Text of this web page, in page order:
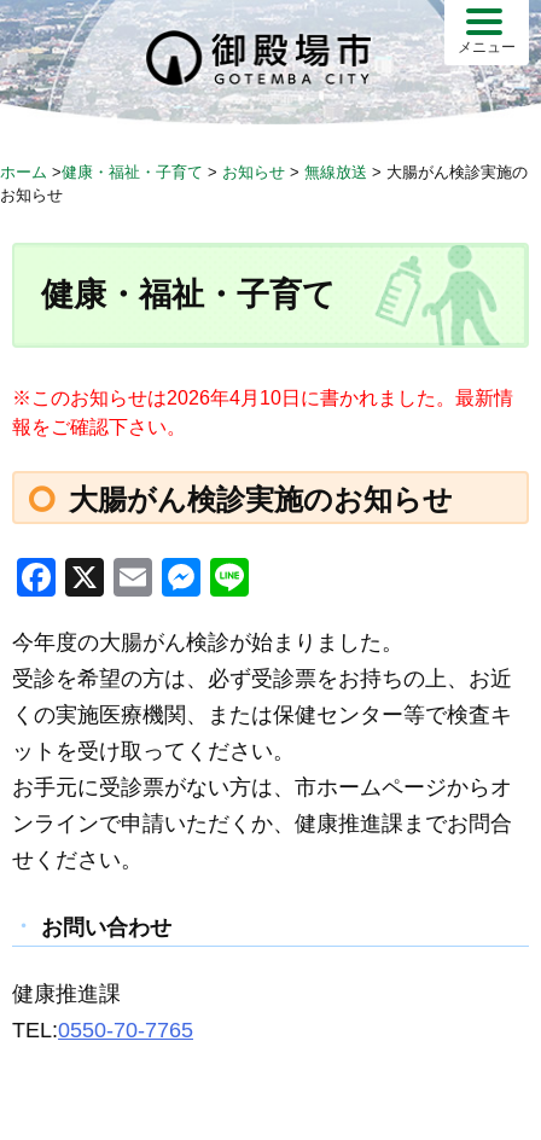
S
k
i
p
c
メニュー
ホーム >健康・福祉・子育て > お知らせ > 無線放送 > 大腸がん検診実施の
お知らせ
健康・福祉・子育て
※このお知らせは2026年4月10日に書かれました。最新情
報をご確認下さい。
大腸がん検診実施のお知らせ
F
c
e
b
o
o
k
X
E
ail
M
ss
e
n
g
er
e
今年度の大腸がん検診が始まりました。
受診を希望の方は、必ず受診票をお持ちの上、お近
くの実施医療機関、または保健センター等で検査キ
ットを受け取ってください。
お手元に受診票がない方は、市ホームページからオ
ンラインで申請いただくか、健康推進課までお問合
せください。
お問い合わせ
健康推進課
TEL:0550-70-7765